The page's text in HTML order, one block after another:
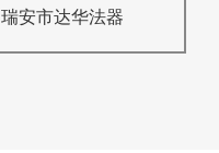
瑞安市达华法器